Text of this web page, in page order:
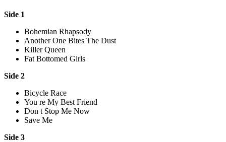
Side 1
Bohemian Rhapsody
Another One Bites The Dust
Killer Queen
Fat Bottomed Girls
Side 2
Bicycle Race
You re My Best Friend
Don t Stop Me Now
Save Me
Side 3